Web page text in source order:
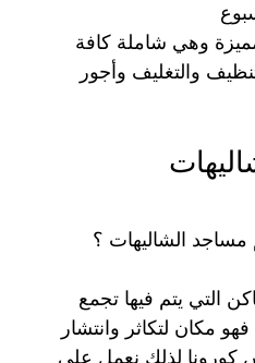
وهي شاملة كافة
والتغليف وأجور
مساجد الشاليهات ؟
التي يتم فيها تجمع
مكان لتكاثر وانتشار
كورونا لذلك نعمل على